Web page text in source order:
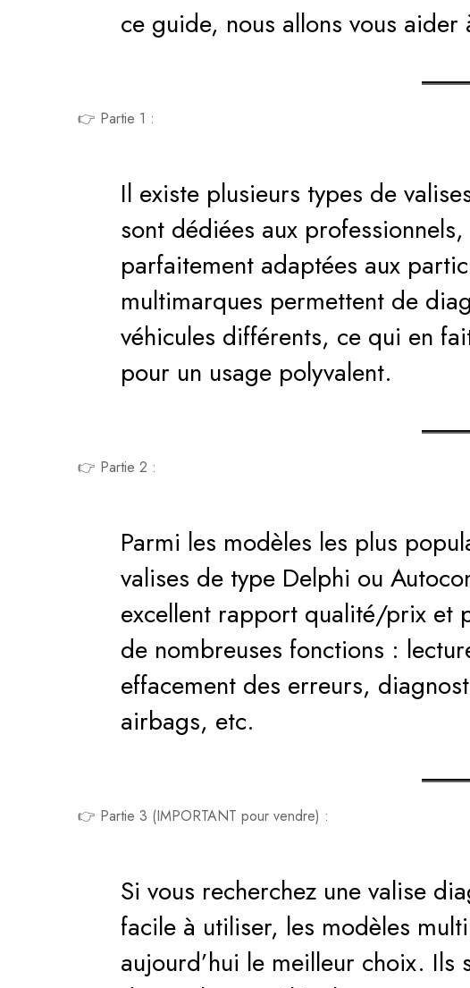
ce guide, nous allons vous
👉 Partie 1 :
Il existe plusieurs types de
sont dédiées aux professionnels,
parfaitement adaptées aux
multimarques permettent de
véhicules différents, ce qui en
pour un usage polyvalent.
👉 Partie 2 :
Parmi les modèles les plus
valises de type Delphi ou
excellent rapport qualité/prix et
de nombreuses fonctions :
effacement des erreurs,
airbags, etc.
👉 Partie 3 (IMPORTANT pour vendre) :
Si vous recherchez une valise
facile à utiliser, les modèles
aujourd’hui le meilleur choix. Ils